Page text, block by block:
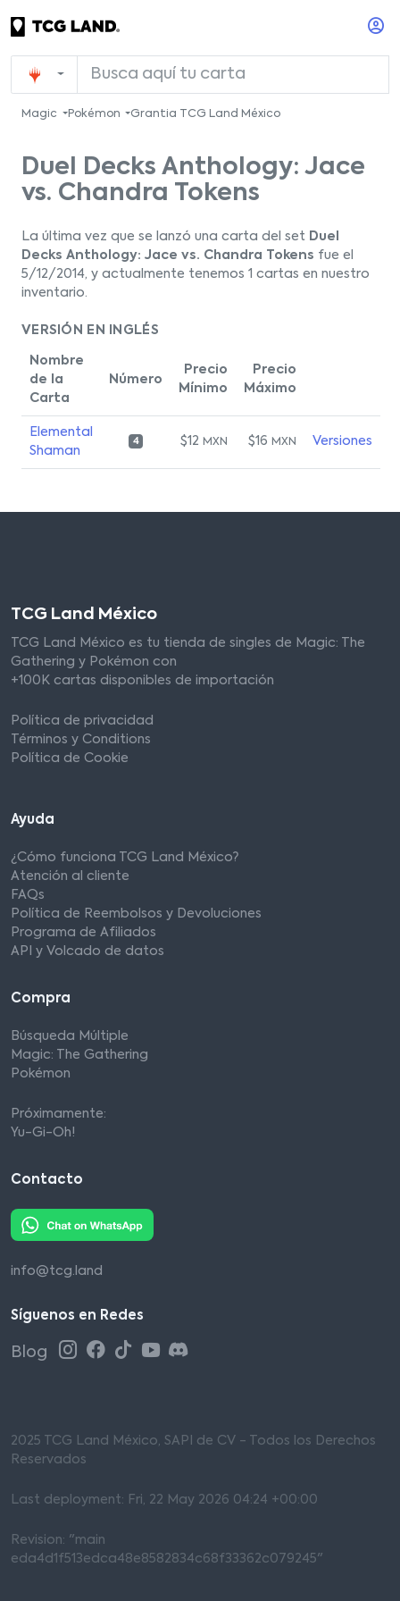
Magic Pokémon Grantia TCG Land México
Duel Decks Anthology: Jace
vs. Chandra Tokens
La última vez que se lanzó una carta del set Duel
Decks Anthology: Jace vs. Chandra Tokens fue el
5/12/2014, y actualmente tenemos 1 cartas en nuestro
inventario.
VERSIÓN EN INGLÉS
Nombre
de la
Carta
Número
Precio
Mínimo
Precio
Máximo
Elemental
Shaman
4 $12 MXN $16 MXN Versiones
TCG Land México
TCG Land México es tu tienda de singles de Magic: The
Gathering y Pokémon con
+100K cartas disponibles de importación
Política de privacidad
Términos y Conditions
Política de Cookie
Ayuda
¿Cómo funciona TCG Land México?
Atención al cliente
FAQs
Política de Reembolsos y Devoluciones
Programa de Afiliados
API y Volcado de datos
Compra
Búsqueda Múltiple
Magic: The Gathering
Pokémon
Próximamente:
Yu-Gi-Oh!
Contacto
info@tcg.land
Síguenos en Redes
Blog
2025 TCG Land México, SAPI de CV - Todos los Derechos
Reservados
Last deployment: Fri, 22 May 2026 04:24 +00:00
Revision: "main
eda4d1f513edca48e8582834c68f33362c079245"